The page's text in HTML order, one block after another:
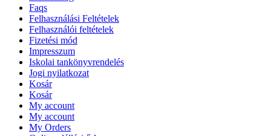
Faqs
Felhasználási Feltételek
Felhasználói feltételek
Fizetési mód
Impresszum
Iskolai tankönyvrendelés
Jogi nyilatkozat
Kosár
Kosár
My account
My account
My Orders